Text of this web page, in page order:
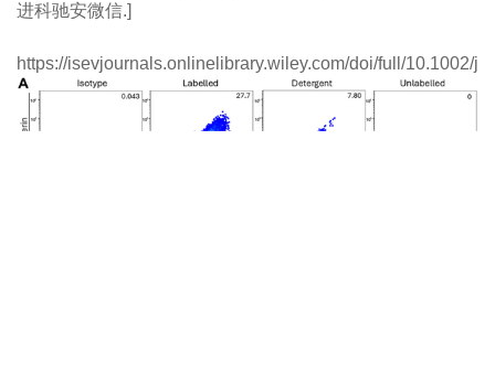
进科驰安微信.]
https://isevjournals.onlinelibrary.wiley.com/doi/full/10.1002/